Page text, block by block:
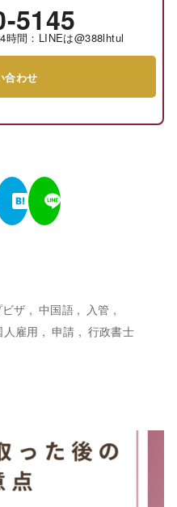
5145
時間：LINEは@388lhtul
合わせ
ザ 中国語
入管
人雇用 申請 行政書士